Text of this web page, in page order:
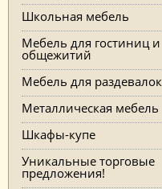
Школьная мебель
Мебель для гостиниц и
общежитий
Мебель для раздевалок
Металлическая мебель
Шкафы-купе
Уникальные торговые
предложения!